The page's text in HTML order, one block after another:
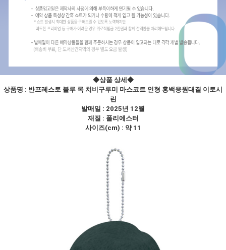
◆상품 상세◆
상품명 : 반프레스토 블루 록 치비구루미 마스코트 인형 홍백응원대결 이토시
린
발매일 : 2025년 12월
재질 : 폴리에스터
사이즈(cm) : 약 11